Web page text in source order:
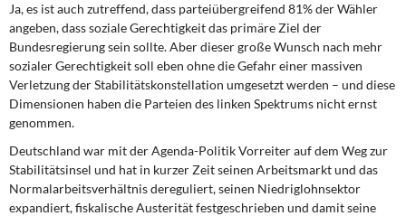
Ja, es ist auch zutreffend,dass parteiübergreifend 81% der Wähler
angeben, dass soziale Gerechtigkeit das primäre Ziel der
Bundesregierung sein sollte. Aber dieser große Wunsch nach mehr
sozialer Gerechtigkeit soll eben ohne die Gefahr einer massiven
Verletzung der Stabilitätskonstellation umgesetzt werden – und diese
Dimensionen haben die Parteien des linken Spektrums nicht ernst
genommen.
Deutschland war mit der Agenda-PolitikVorreiter auf dem Weg zur
Stabilitätsinsel und hat in kurzer Zeit seinen Arbeitsmarkt und das
Normalarbeitsverhältnis dereguliert, seinen Niedriglohnsektor
expandiert, fiskalische Austerität festgeschrieben und damit seine